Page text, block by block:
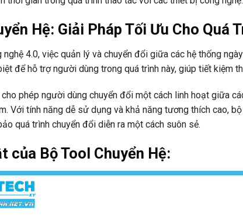
Hệ: Giải Pháp Tối Ưu Cho Quá
4.0, việc quản lý và chuyển đổi giữa các hệ thống
để hỗ trợ người dùng trong quá trình này, giúp tiết kiệm
cho phép người dùng chuyển đổi một cách linh hoạt giữa
Với tính năng dễ sử dụng và khả năng tương thích cao,
quá trình chuyển đổi diễn ra một cách suôn sẻ.
của Bộ Tool Chuyển Hệ: